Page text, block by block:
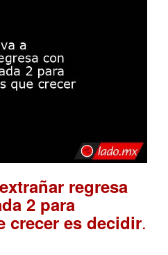
regresa
2 para
crecer es decidir.